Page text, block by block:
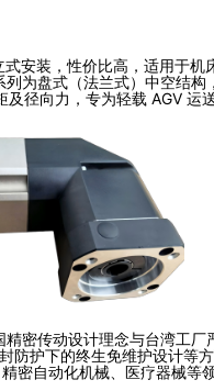
安装，性价比高，适用于
为盘式（法兰式）中空结
径向力，专为轻载 AGV 运
密传动设计理念与台湾工
护下的终生免维护设计等
密自动化机械、医疗器械等